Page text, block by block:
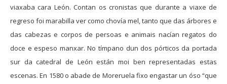
viaxaba cara León. Contan os cronistas que durante a viaxe de
regreso foi marabilla ver como chovía mel, tanto que das árbores e
das cabezas e corpos de persoas e animais nacían regatos do
doce e espeso manxar. No tímpano dun dos pórticos da portada
sur da catedral de León están moi ben representadas estas
escenas. En 1580 o abade de Moreruela fixo engastar un óso “que